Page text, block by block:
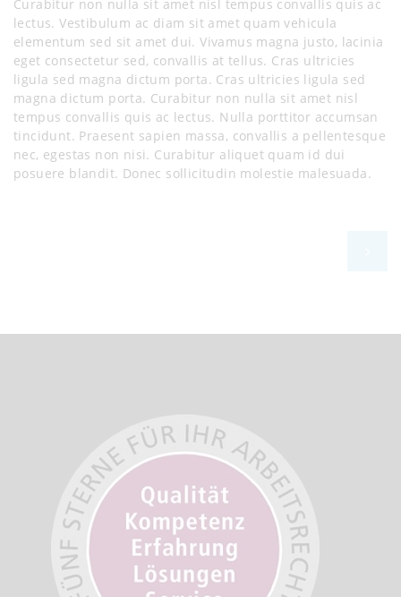
Curabitur non nulla sit amet nisl tempus convallis quis ac
lectus. Vestibulum ac diam sit amet quam vehicula
elementum sed sit amet dui. Vivamus magna justo, lacinia
eget consectetur sed, convallis at tellus. Cras ultricies
ligula sed magna dictum porta. Cras ultricies ligula sed
magna dictum porta. Curabitur non nulla sit amet nisl
tempus convallis quis ac lectus. Nulla porttitor accumsan
tincidunt. Praesent sapien massa, convallis a pellentesque
nec, egestas non nisi. Curabitur aliquet quam id dui
posuere blandit. Donec sollicitudin molestie malesuada.